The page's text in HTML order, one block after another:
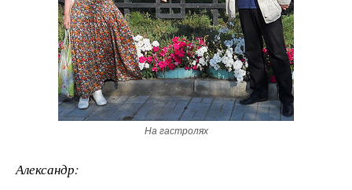
На гастролях
Александр: